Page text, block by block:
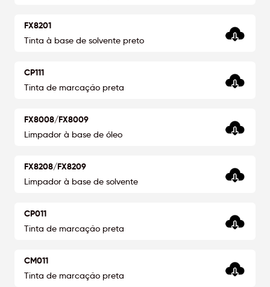
FX8201
Tinta à base de solvente preto
CP111
Tinta de marcação preta
FX8008/FX8009
Limpador à base de óleo
FX8208/FX8209
Limpador à base de solvente
CP011
Tinta de marcação preta
CM011
Tinta de marcação preta